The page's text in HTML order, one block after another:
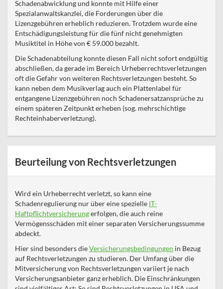
Schadenabwicklung und konnte mit Hilfe einer
Spezialanwaltskanzlei, die Forderungen über die
Lizenzgebühren erheblich reduzieren. Trotzdem wurde eine
Entschädigungsleistung für die fünf nicht genehmigten
Musiktitel in Höhe von € 59.000 bezahlt.
Die Schadenabteilung konnte diesen Fall nicht sofort endgültig
abschließen, da gerade im Bereich Urheberrechtsverletzungen
oft die Gefahr von weiteren Rechtsverletzungen besteht. So
kann neben dem Musikverlag auch ein Plattenlabel für
entgangene Lizenzgebühren noch Schadenersatzansprüche zu
einem späteren Zeitpunkt erheben (sog. mehrschichtige
Rechteinhaberverletzung).
Beurteilung von Rechtsverletzungen
Wird ein Urheberrecht verletzt, so kann eine
Schadenregulierung nur über eine spezielle IT-
Haftpflichtversicherungerfolgen, die auch reine
Vermögensschäden mit einer separaten Versicherungssumme
abdeckt.
Hier sind besonders dieVersicherungsbedingungen in Bezug
auf Rechtsverletzungen zu studieren. Der Umfang über die
Mitversicherung von Rechtsverletzungen variiert je nach
Versicherungsanbieter ganz erheblich. Die Einschränkungen